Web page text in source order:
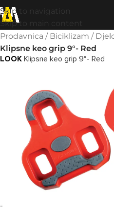
Skip to navigation
Skip to main content
Prodavnica / Biciklizam /
Klipsne keo grip 9°- Red
LOOK Klipsne keo grip 9°- Red